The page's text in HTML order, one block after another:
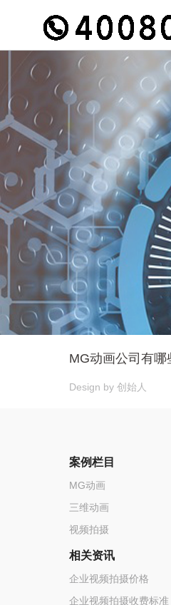
MG动画公司有
Design by 创始人
案例栏目
MG动画
三维动画
视频拍摄
相关资讯
企业视频拍摄价格
企业视频拍摄收费标